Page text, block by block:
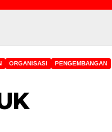
ORGANISASI
PENGEMBANGAN